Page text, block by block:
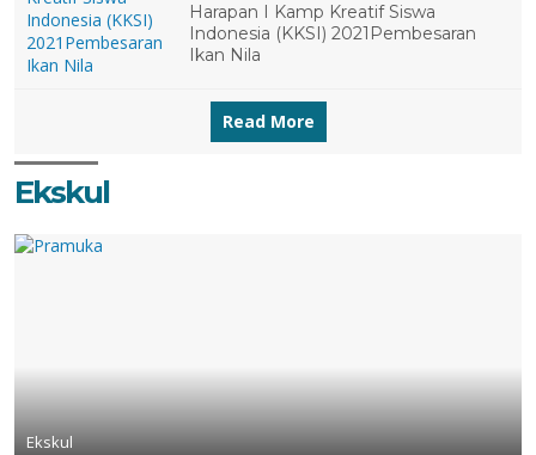
Harapan I Kamp Kreatif Siswa
Indonesia (KKSI) 2021Pembesaran
Ikan Nila
Read More
Ekskul
Ekskul